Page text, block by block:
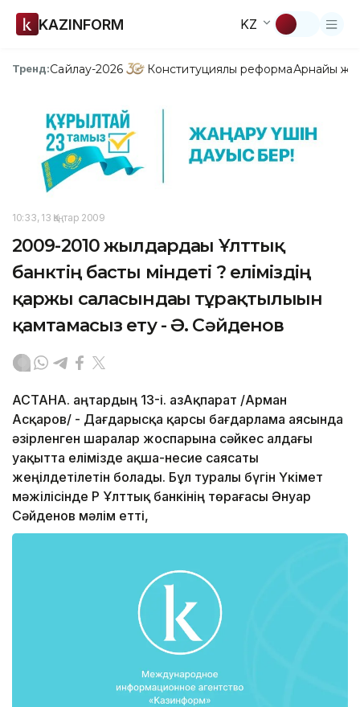
KAZINFORM KZ
Тренд:Сайлау-2026 Конституциялық реформаАрнайы
10:33, 13 Қаңтар 2009
2009-2010 жылдардағы Ұлттық
банктің басты міндеті ? еліміздің
қаржы саласындағы тұрақтылығын
қамтамасыз ету - Ә. Сәйденов
АСТАНА. Қаңтардың 13-і. ҚазАқпарат /Арман
Асқаров/ - Дағдарысқа қарсы бағдарлама аясында
әзірленген шаралар жоспарына сәйкес алдағы
уақытта елімізде ақша-несие саясаты
жеңілдетілетін болады. Бұл туралы бүгін Үкімет
мәжілісінде ҚР Ұлттық банкінің төрағасы Әнуар
Сәйденов мәлім етті,